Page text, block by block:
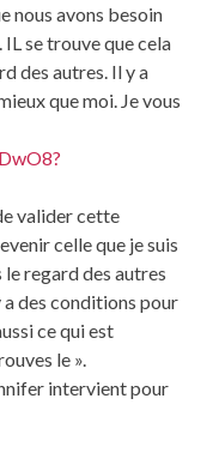
nous avons besoin
se trouve que cela
des autres. Il y a
que moi. Je vous
valider cette
celle que je suis
le regard des autres
a des conditions pour
ce qui est
le ».
intervient pour